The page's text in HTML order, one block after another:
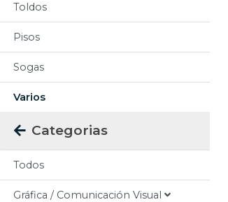
Toldos
Pisos
Sogas
Varios
Categorias
Todos
Gráfica / Comunicación Visual